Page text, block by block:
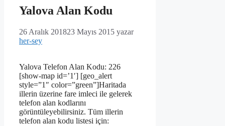
Yalova Alan Kodu
26 Aralık 201823 Mayıs 2015 yazar
her-sey
Yalova Telefon Alan Kodu: 226
[show-map id=’1′] [geo_alert
style=”1″ color=”green”]Haritada
illerin üzerine fare imleci ile gelerek
telefon alan kodlarını
görüntüleyebilirsiniz. Tüm illerin
telefon alan kodu listesi için: